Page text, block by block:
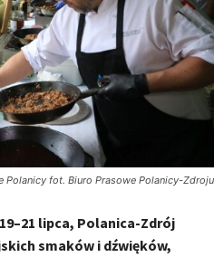
Polanicy fot. Biuro Prasowe Polanicy-Zdroju
lipca, Polanica-Zdrój
smaków i dźwięków,